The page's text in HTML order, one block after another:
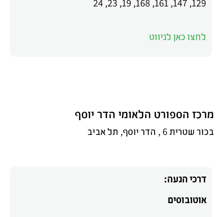
129, 147, 161, 168, 19, 23, 24
לחצו כאן לניווט
מרכז הספורט הלאומי הדר יוסף
בכור שטרית 6 , הדר יוסף, תל אביב
דרכי הגעה:
אוטובוסים